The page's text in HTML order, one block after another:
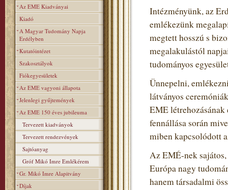
Az EME Kiadványai
Kiadó
A Magyar Tudomány Napja
Erdélyben
Kutatóintézet
Szakosztályok
Fiókegyesületek
Az EME vagyoni állapota
Jelenlegi gyűjtemények
Az EME 150 éves jubileuma
Tervezett kiadványok
Tervezett rendezvények
Sajtóanyag
Gróf Mikó Imre Emlékérem
Gr. Mikó Imre Alapitvány
Díjak
Intézményünk, az
emlékezünk
megtett hosszú s
megalakulástól
tudományos
Ünnepelni,
látványos
EME
fennállása során
miben kapcsolódott
Az EMÉ-nek
Európa nagy
hanem társadalmi